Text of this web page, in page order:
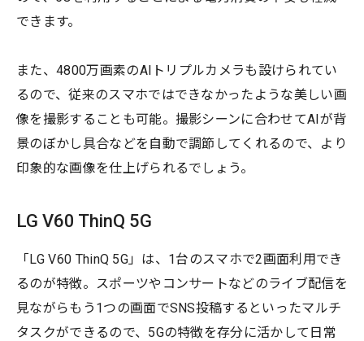
できます。
また、4800万画素のAIトリプルカメラも設けられてい
るので、従来のスマホではできなかったような美しい画
像を撮影することも可能。撮影シーンに合わせてAIが背
景のぼかし具合などを自動で調節してくれるので、より
印象的な画像を仕上げられるでしょう。
LG V60 ThinQ 5G
「LG V60 ThinQ 5G」は、1台のスマホで2画面利用でき
るのが特徴。スポーツやコンサートなどのライブ配信を
見ながらもう1つの画面でSNS投稿するといったマルチ
タスクができるので、5Gの特徴を存分に活かして日常